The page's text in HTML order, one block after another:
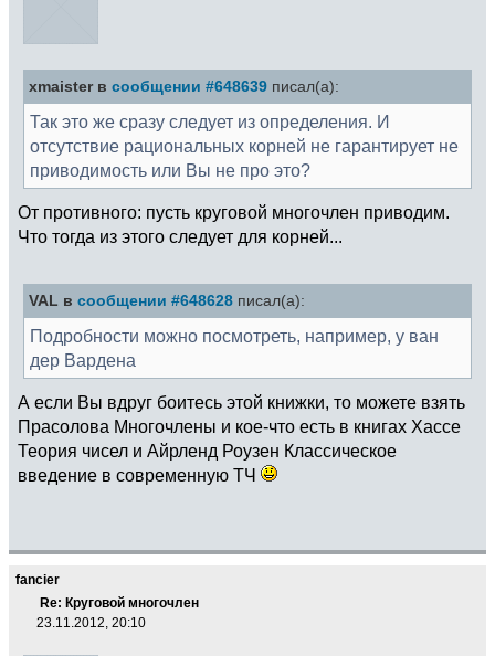
xmaister в сообщении #648639 писал(а):
Так это же сразу следует из определения. И
отсутствие рациональных корней не гарантирует не
приводимость или Вы не про это?
От противного: пусть круговой многочлен приводим.
Что тогда из этого следует для корней...
VAL в сообщении #648628 писал(а):
Подробности можно посмотреть, например, у ван
дер Вардена
А если Вы вдруг боитесь этой книжки, то можете взять
Прасолова Многочлены и кое-что есть в книгах Хассе
Теория чисел и Айрленд Роузен Классическое
введение в современную ТЧ
fancier
Re: Круговой многочлен
23.11.2012, 20:10